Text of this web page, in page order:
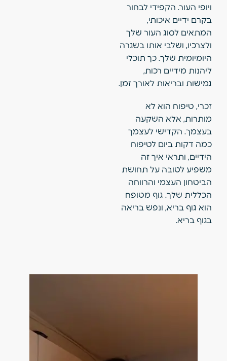
ויופי העור. הקפידי לבחור
בקרם ידיים איכותי,
המתאים לסוג העור שלך
ולצרכיו, ושלבי אותו בשגרה
היומיומית שלך. כך תוכלי
ליהנות מידיים רכות,
גמישות ובריאות לאורך זמן.
זכרי, טיפוח הוא לא
מותרות, אלא השקעה
בעצמך. הקדישי לעצמך
כמה דקות ביום לטיפוח
הידיים, ותראי איך זה
משפיע לטובה על תחושת
הביטחון העצמי והרווחה
הכללית שלך. גוף מטופח
הוא גוף בריא, ונפש בריאה
בגוף בריא.